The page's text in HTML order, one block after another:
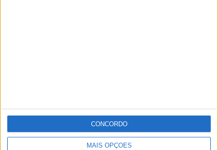
MAIS OPÇÕES
CONCORDO
Publicidade
Publicidade